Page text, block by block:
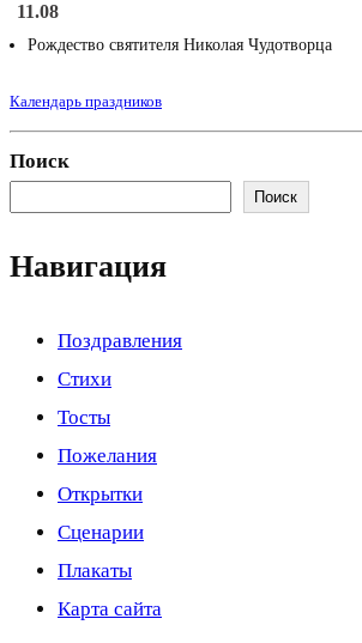
11.08
Рождество святителя Николая Чудотворца
Календарь праздников
Поиск
Поиск
Навигация
Поздравления
Стихи
Тосты
Пожелания
Открытки
Сценарии
Плакаты
Карта сайта